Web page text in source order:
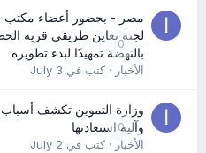
0
مصر - بحضور أعضاء مكتب
لجنة تعاين طريقي قرية
بالنهضة تمهيدًا لبدء تطويره
الأخبار· كتب في July 3
0
وزارة التموين تكشف أسباب
وآلية استعادتها
الأخبار· كتب في July 2